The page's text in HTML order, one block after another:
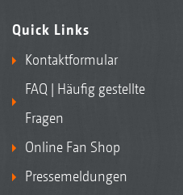
Quick Links
Kontaktformular
FAQ | Häufig gestellte
Fragen
Online Fan Shop
Pressemeldungen